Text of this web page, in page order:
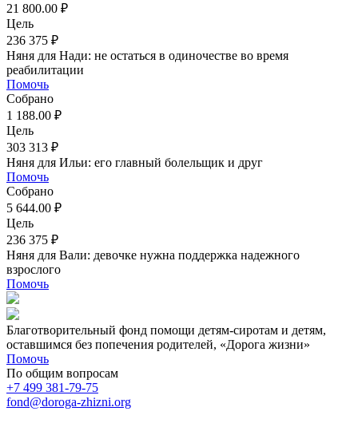
21 800.00 ₽
Цель
236 375 ₽
Няня для Нади: не остаться в одиночестве во время
реабилитации
Помочь
Собрано
1 188.00 ₽
Цель
303 313 ₽
Няня для Ильи: его главный болельщик и друг
Помочь
Собрано
5 644.00 ₽
Цель
236 375 ₽
Няня для Вали: девочке нужна поддержка надежного
взрослого
Помочь
Благотворительный фонд помощи детям-сиротам и детям,
оставшимся без попечения родителей, «Дорога жизни»
Помочь
По общим вопросам
+7 499 381-79-75
fond@doroga-zhizni.org